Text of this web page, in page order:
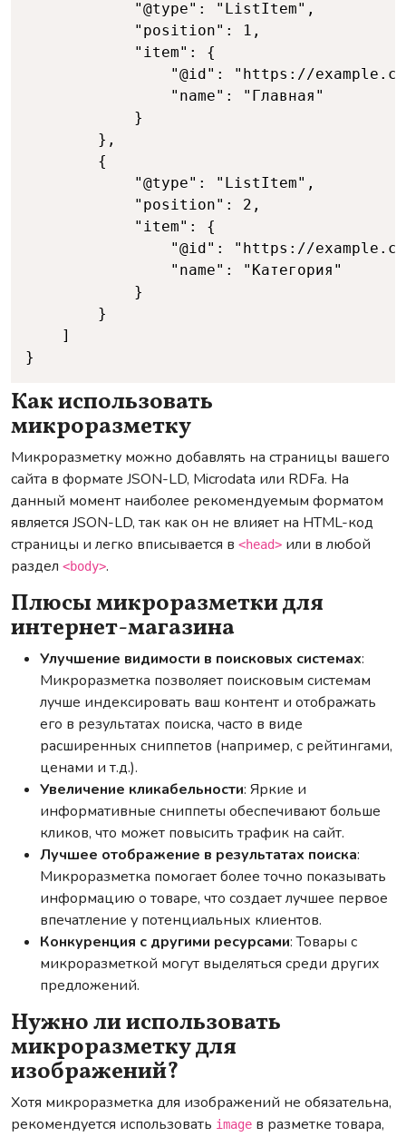
}
Как использовать
микроразметку
Микроразметку можно добавлять на страницы вашего
сайта в формате JSON-LD, Microdata или RDFa. На
данный момент наиболее рекомендуемым форматом
является JSON-LD, так как он не влияет на HTML-код
страницы и легко вписывается в <head> или в любой
раздел <body>.
Плюсы микроразметки для
интернет-магазина
Улучшение видимости в поисковых системах:
Микроразметка позволяет поисковым системам
лучше индексировать ваш контент и отображать
его в результатах поиска, часто в виде
расширенных сниппетов (например, с рейтингами,
ценами и т.д.).
Увеличение кликабельности: Яркие и
информативные сниппеты обеспечивают больше
кликов, что может повысить трафик на сайт.
Лучшее отображение в результатах поиска:
Микроразметка помогает более точно показывать
информацию о товаре, что создает лучшее первое
впечатление у потенциальных клиентов.
Конкуренция с другими ресурсами: Товары с
микроразметкой могут выделяться среди других
предложений.
Нужно ли использовать
микроразметку для
изображений?
Хотя микроразметка для изображений не обязательна,
рекомендуется использовать image в разметке товара,